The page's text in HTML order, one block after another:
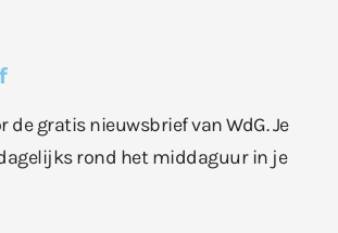
de gratis nieuwsbrief van WdG. Je
rond het middaguur in je